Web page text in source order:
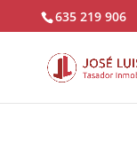
635 219 906